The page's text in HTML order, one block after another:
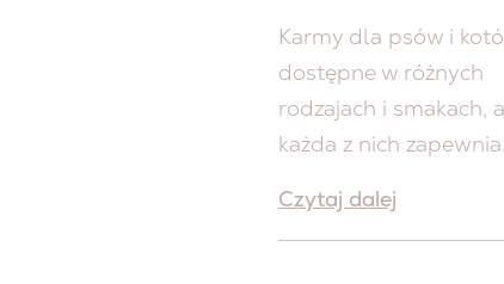
Karmy dla psów i
dostępne w różnych
rodzajach i smakach, a
każda z nich
Czytaj dalej